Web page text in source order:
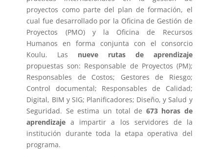
proyectos como parte del plan de formación, el
cual fue desarrollado por la Oficina de Gestión de
Proyectos (PMO) y la Oficina de Recursos
Humanos en forma conjunta con el consorcio
Koulu. Las nueve rutas de aprendizaje
propuestas son: Responsable de Proyectos (PM);
Responsables de Costos; Gestores de Riesgo;
Control documental; Responsables de Calidad;
Digital, BIM y SIG; Planificadores; Diseño, y Salud y
Seguridad. Se estima un total de 673 horas de
aprendizaje a impartir a los servidores de la
institución durante toda la etapa operativa del
programa.